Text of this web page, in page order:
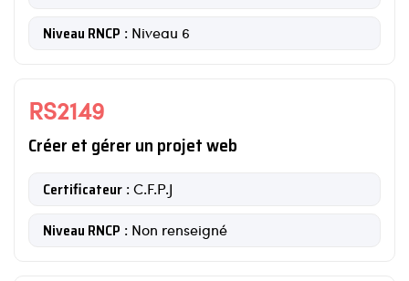
Niveau RNCP : Niveau 6
RS2149
Créer et gérer un projet web
Certificateur : C.F.P.J
Niveau RNCP : Non renseigné